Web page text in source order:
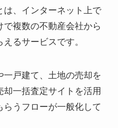
は、インターネット上で
複数の不動産会社から
るサービスです。
戸建て、土地の売却を
一括査定サイトを活用
らうフローが一般化して